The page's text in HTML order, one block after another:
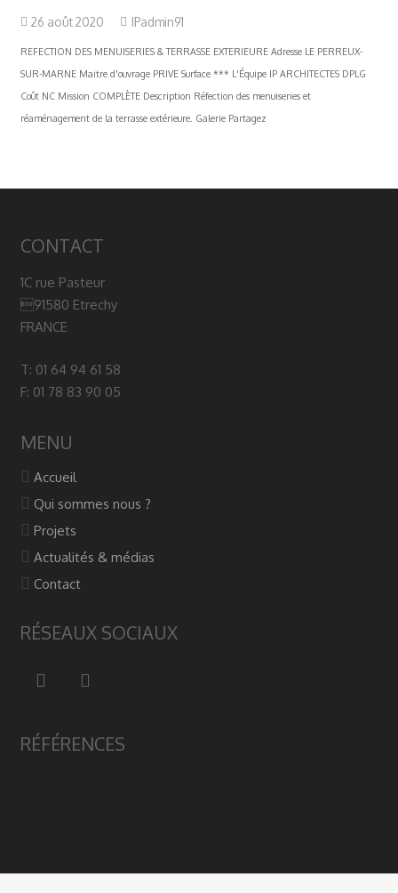
26 août 2020 IPadmin91
REFECTION DES MENUISERIES & TERRASSE EXTERIEURE Adresse LE PERREUX-
SUR-MARNE Maitre d'ouvrage PRIVE Surface *** L'Équipe IP ARCHITECTES DPLG
Coût NC Mission COMPLÈTE Description Réfection des menuiseries et
réaménagement de la terrasse extérieure. Galerie Partagez
CONTACT
1C rue Pasteur
91580 Etrechy
FRANCE
T: 01 64 94 61 58
F: 01 78 83 90 05
MENU
Accueil
Qui sommes nous ?
Projets
Actualités & médias
Contact
RÉSEAUX SOCIAUX
RÉFÉRENCES